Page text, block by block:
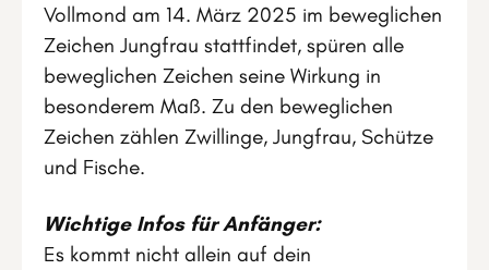
Vollmond am 14. März 2025 im beweglichen
Zeichen Jungfrau stattfindet, spüren alle
beweglichen Zeichen seine Wirkung in
besonderem Maß. Zu den beweglichen
Zeichen zählen Zwillinge, Jungfrau, Schütze
und Fische.
Wichtige Infos für Anfänger:
Es kommt nicht allein auf dein